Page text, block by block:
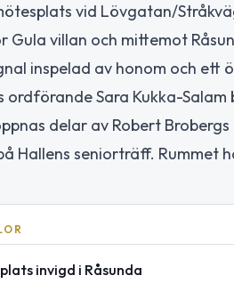
vid Lövgatan/
Gula villan och mittemot
inspelad av honom och ett
ordförande Sara Kukka-
delar av Robert
Hallens seniorträff. Rummet
invigd i Råsunda